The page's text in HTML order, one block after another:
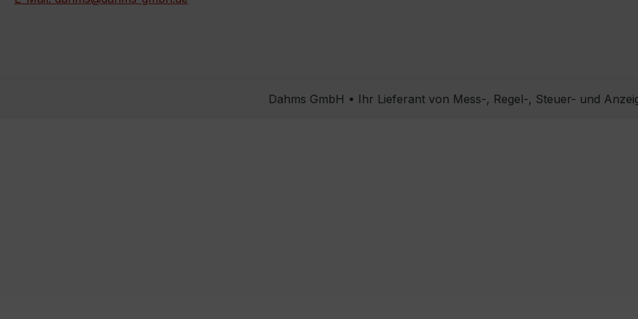
Dahms GmbH • Ihr Lieferant von Mess-, Regel-, Steuer- und